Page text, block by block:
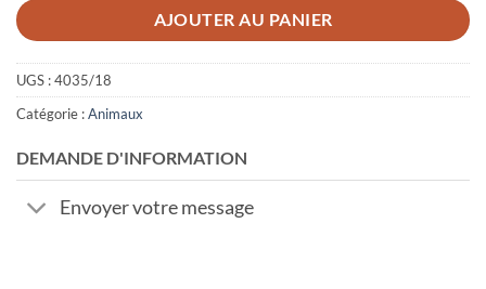
AJOUTER AU PANIER
UGS :4035/18
Catégorie :Animaux
DEMANDE D'INFORMATION
Envoyer votre message